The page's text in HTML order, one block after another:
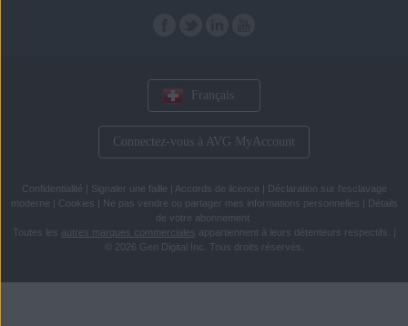
Français
Connectez-vous à AVG MyAccount
Confidentialité | Signaler une faille | Accords de licence | Déclaration sur l’esclavage
moderne
| Cookies | Ne pas vendre ou partager mes informations personnelles | Détails
de votre abonnement
Toutes les
autres marques commerciales appartiennent à leurs détenteurs respectifs.
|
© 2026 Gen Digital Inc. Tous droits réservés.